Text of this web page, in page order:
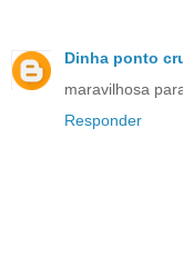
Dinha ponto
maravilhosa
Responder